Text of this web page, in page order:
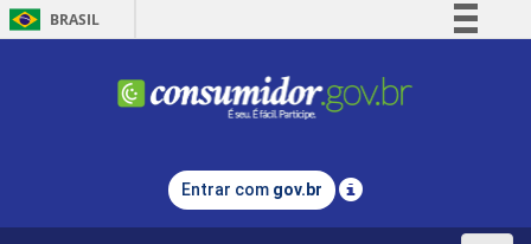
BRASIL
Comunica BR
Legislação
Entrar com gov.br